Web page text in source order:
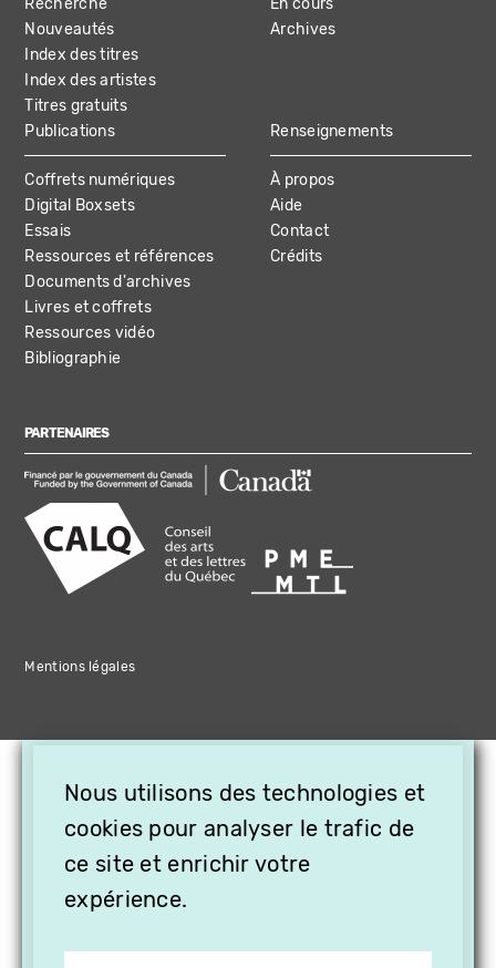
NAVIGATION
Nouveautés
Index des titres
Index des artistes
Titres gratuits
Archives
Publications
Coffrets numériques
Digital Boxsets
Essais
Ressources et références
Documents d'archives
Livres et coffrets
Ressources vidéo
Bibliographie
Renseignements
À propos
Aide
Contact
Crédits
PARTENAIRES
Mentions légales
Nous utilisons des technologies et
cookies pour analyser le trafic de
ce site et enrichir votre
expérience.
OFFREZ LA VIDÉO EN
CADEAU, ABONNEZ VOS
PROCHES À VITHÈQUE !